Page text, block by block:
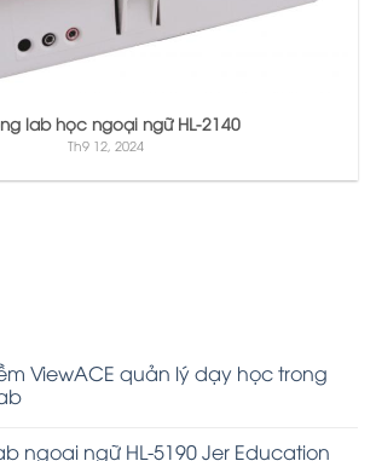
lab học ngoại ngữ HL-2140
Th9 12, 2024
ViewACE quản lý dạy học trong
ngoại ngữ HL-5190 Jer Education